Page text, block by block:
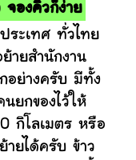
จองคิวก็ง่าย
เทศ ทั่วไทย
ายสำนักงาน
อย่างครับ มีทั้ง
ยกของไว้ให้
กิโลเมตร หรือ
ายได้ครับ ข้าว